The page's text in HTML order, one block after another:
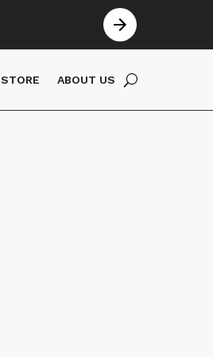
STORE ABOUT US